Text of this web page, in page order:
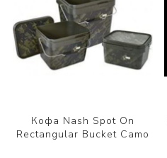
Кофа Nash Spot On
Rectangular Bucket Camo